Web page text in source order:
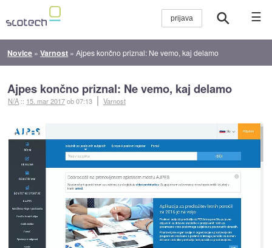
☰
Novice »Varnost »Ajpes končno priznal: Ne vemo, kaj delamo
Ajpes končno priznal: Ne vemo, kaj delamo
N/A :: 15. mar 2017ob 07:13 Varnost